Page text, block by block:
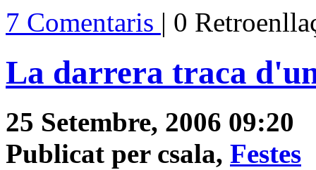
7 Comentaris | 0
La darrera traca
25 Setembre, 2006 09:20
Publicat per csala, Festes